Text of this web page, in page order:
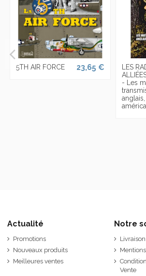
5TH AIR FORCE 23,65 €
LES
- Les
anglais,
Actualité
Promotions
Nouveaux produits
Meilleures ventes
Notre
Livraison
Vente